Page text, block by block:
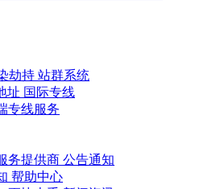
劫持 站群系统
址 国际专线
专线服务
务提供商 公告通知
帮助中心